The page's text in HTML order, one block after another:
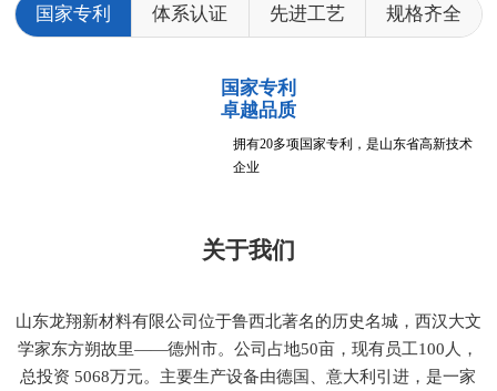
国家专利 体系认证 先进工艺 规格齐全
国家专利
卓越品质
拥有20多项国家专利，是山东省高新技术
企业
关于我们
山东龙翔新材料有限公司位于鲁西北著名的历史名城，西汉大文
学家东方朔故里——德州市。公司占地50亩，现有员工100人，
总投资 5068万元。主要生产设备由德国、意大利引进，是一家